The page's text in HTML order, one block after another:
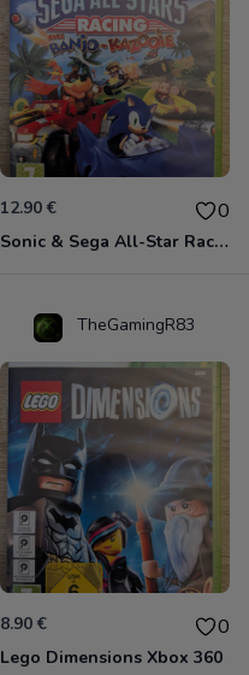
12.90 € 0
Sonic & Sega All-Star Racing avec Banjo-Kazooie Xbox 360
TheGamingR83
8.90 € 0
Lego Dimensions Xbox 360